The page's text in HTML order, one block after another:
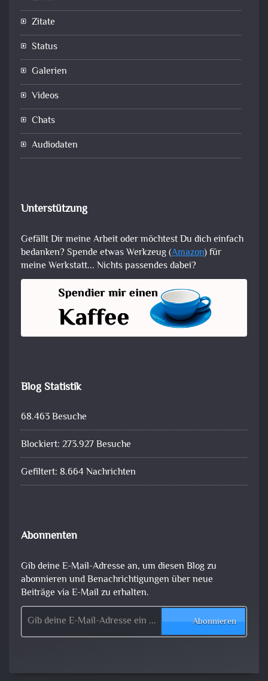
Zitate
Status
Galerien
Videos
Chats
Audiodaten
Unterstützung
Gefällt Dir meine Arbeit oder möchtest Du dich einfach
bedanken? Spende etwas Werkzeug (Amazon) für
meine Werkstatt... Nichts passendes dabei?
Blog Statistik
68.463 Besuche
Blockiert: 273.927 Besuche
Gefiltert: 8.664 Nachrichten
Abonnenten
Gib deine E-Mail-Adresse an, um diesen Blog zu
abonnieren und Benachrichtigungen über neue
Beiträge via E-Mail zu erhalten.
Gib deine E-Mail-Adresse ein ...
Abonnieren